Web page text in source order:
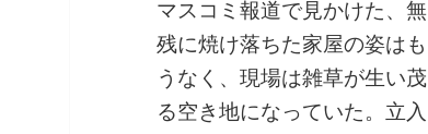
マスコミ報道で見かけた、無
残に焼け落ちた家屋の姿はも
うなく、現場は雑草が生い茂
る空き地になっていた。立入